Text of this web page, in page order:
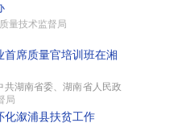
质量技术监督局
首席质量官培训班在湘
湖南省委、湖南省人民政
局
化溆浦县扶贫工作